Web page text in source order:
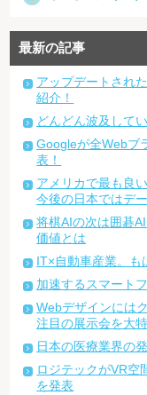
最新の記事
アップデートされ
紹介！
どんどん波及して
Googleが全Webブ
表！
アメリカで最も良
今後の日本ではデ
将棋AIの次は囲碁
価値とは
IT×自動車産業。も
加速するスマート
Webデザインには
注目の展示会を大特
日本の医療業界の
ロジテックがVR空
を発表